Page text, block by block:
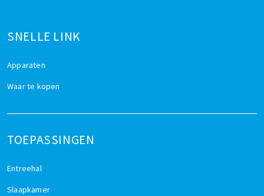
SNELLE LINK
Apparaten
Waar te kopen
TOEPASSINGEN
Entreehal
Slaapkamer